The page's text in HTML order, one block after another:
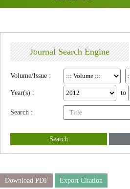
Journal Search Engine
Volume/Issue :
Year(s) : to
Search :
Search
Download PDF Export Citation